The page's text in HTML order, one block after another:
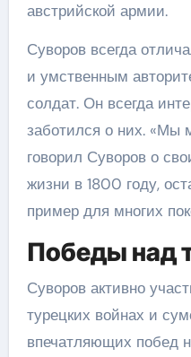
австрийской армии.
Суворов всегда
и умственным
солдат. Он всегда
заботился о них. «Мы
говорил Суворов о
жизни в 1800 году,
пример для многих
Победы над
Суворов активно
турецких войнах и
впечатляющих побед